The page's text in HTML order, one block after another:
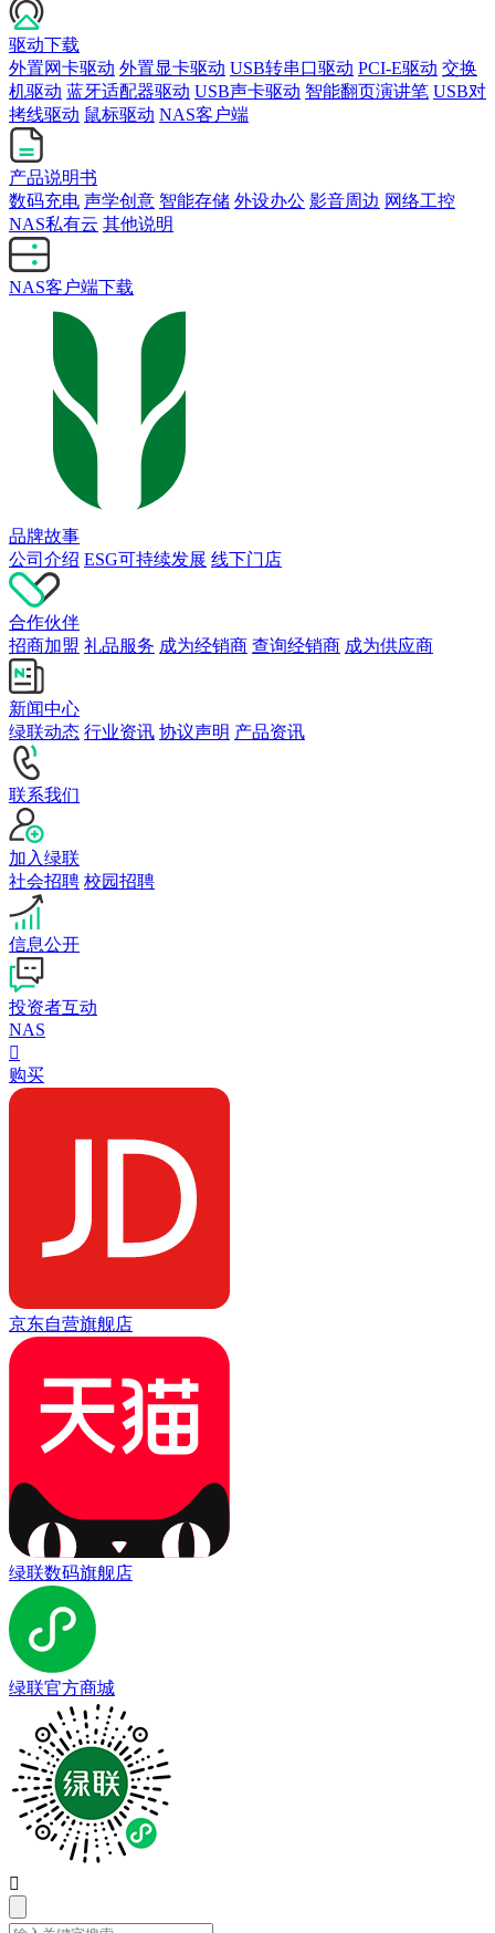
驱动下载
外置网卡驱动 外置显卡驱动 USB转串口驱动 PCI-E驱动 交换
机驱动 蓝牙适配器驱动 USB声卡驱动 智能翻页演讲笔 USB对
拷线驱动 鼠标驱动 NAS客户端
产品说明书
数码充电 声学创意 智能存储 外设办公 影音周边 网络工控
NAS私有云 其他说明
NAS客户端下载
品牌故事
公司介绍 ESG可持续发展 线下门店
合作伙伴
招商加盟 礼品服务 成为经销商 查询经销商 成为供应商
新闻中心
绿联动态 行业资讯 协议声明 产品资讯
联系我们
加入绿联
社会招聘 校园招聘
信息公开
投资者互动
NAS

购买
京东自营旗舰店
绿联数码旗舰店
绿联官方商城
